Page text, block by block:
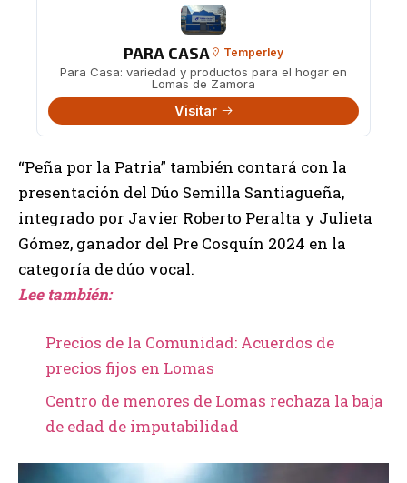
PARA CASA Temperley
Para Casa: variedad y productos para el hogar en
Lomas de Zamora
Visitar
“Peña por la Patria” también contará con la
presentación del Dúo Semilla Santiagueña,
integrado por Javier Roberto Peralta y Julieta
Gómez, ganador del Pre Cosquín 2024 en la
categoría de dúo vocal.
Lee también:
Precios de la Comunidad: Acuerdos de
precios fijos en Lomas
Centro de menores de Lomas rechaza la baja
de edad de imputabilidad